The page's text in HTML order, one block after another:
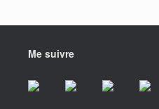
Me suivre